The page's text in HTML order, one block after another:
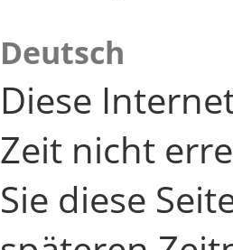
Deutsch
Diese
Zeit nicht
Sie diese